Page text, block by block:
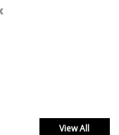
View All